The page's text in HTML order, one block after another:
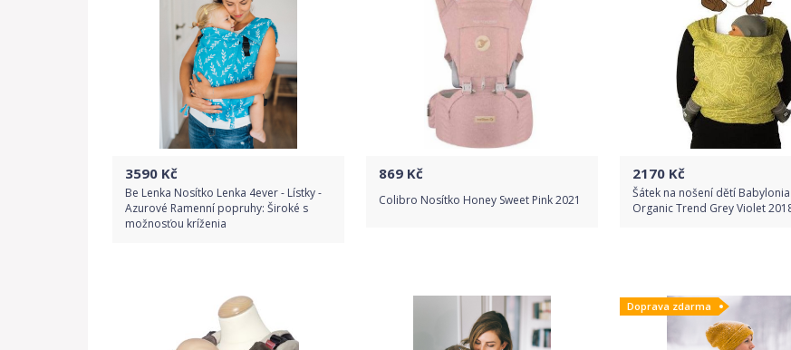
3590 Kč
Be Lenka Nosítko Lenka 4ever - Lístky -
Azurové Ramenní popruhy: Široké s
možnosťou kríženia
Detail produktu
869 Kč
Colibro Nosítko Honey Sweet Pink 2021
Detail produktu
2170 Kč
Šátek na nošení dětí Babylonia
Organic Trend Grey Violet
Detail produktu
Doprava zdarma